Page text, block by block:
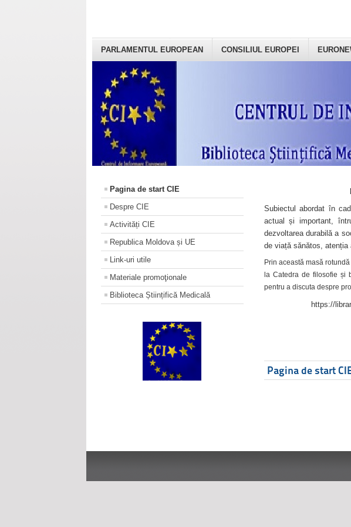
PARLAMENTUL EUROPEAN CONSILIUL EUROPEI
Pagina de start CIE
Despre CIE
Activități CIE
Republica Moldova și UE
Link-uri utile
Materiale promoţionale
Biblioteca Științifică Medicală
Subiectul abordat în
actual și important,
dezvoltarea durabilă a
de viață sănătos, atenția
Prin această masă
la Catedra de filosofie și
pentru a discuta despre
https://
Pagina de start